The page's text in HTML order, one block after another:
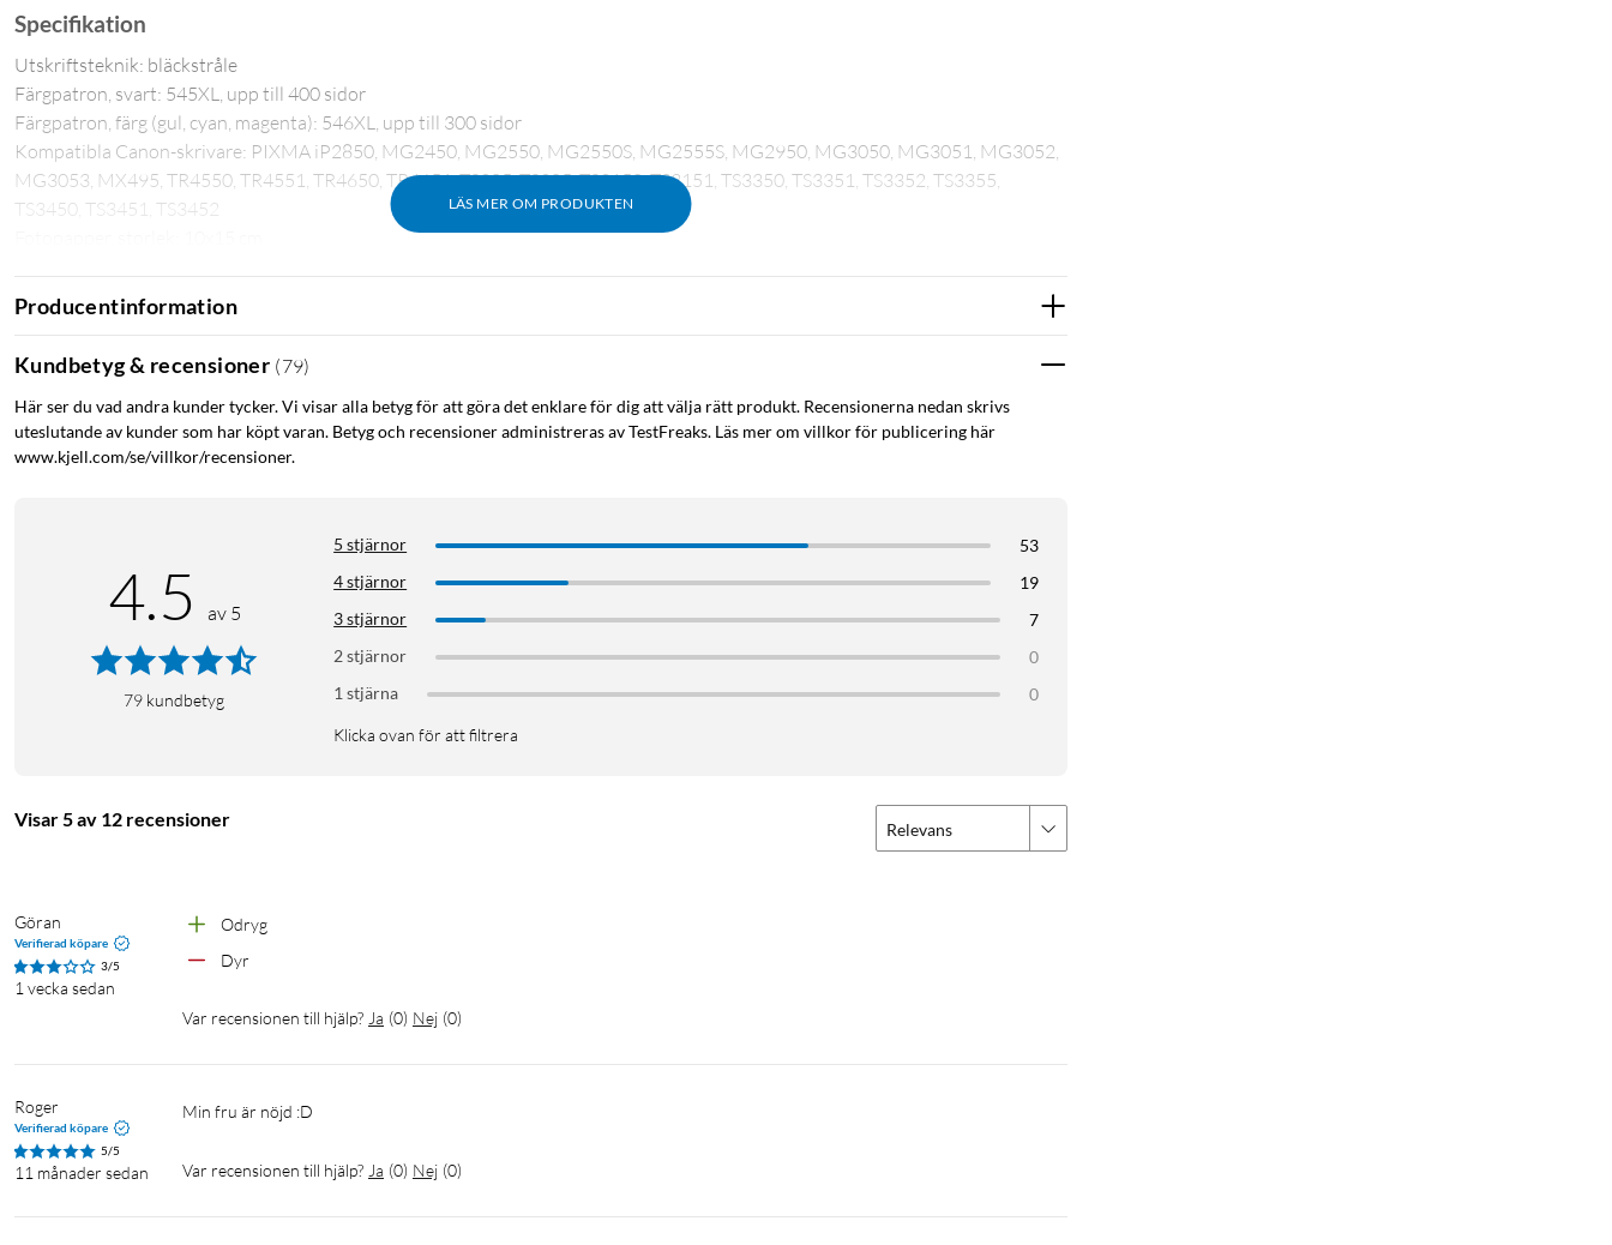
LÄS MER OM PRODUKTEN
Specifikation
Utskriftsteknik: bläckstråle
Färgpatron, svart: 545XL, upp till 400 sidor
Färgpatron, färg (gul, cyan, magenta): 546XL, upp till 300 sidor
Kompatibla Canon-skrivare: PIXMA iP2850, MG2450, MG2550, MG2550S, MG2555S, MG2950, MG3050, MG3051, MG3052,
MG3053, MX495, TR4550, TR4551, TR4650, TR4651, TS205, TS305, TS3150, TS3151, TS3350, TS3351, TS3352, TS3355,
TS3450, TS3451, TS3452
I förpackningen
1x bläckpatron (gul/cyan/magenta), 13 ml för upp till 300 sidor
50x fotopapper, 10x15 cm
Producentinformation
Kundbetyg & recensioner (79)
Här ser du vad andra kunder tycker. Vi visar alla betyg för att göra det enklare för dig att välja rätt produkt. Recensionerna nedan skrivs
uteslutande av kunder som har köpt varan. Betyg och recensioner administreras av TestFreaks. Läs mer om villkor för publicering här
www.kjell.com/se/villkor/recensioner.
4.5 av 5
79 kundbetyg
5 stjärnor
53
4 stjärnor
19
3 stjärnor
7
2 stjärnor
0
1 stjärna
0
Klicka ovan för att filtrera
Visar 5 av 12 recensioner Relevans
Göran
Verifierad köpare
3/5
1 vecka sedan
Odryg
Dyr
Var recensionen till hjälp? Ja (0) Nej (0)
Roger
Verifierad köpare
5/5
11 månader sedan
Min fru är nöjd :D
Var recensionen till hjälp? Ja (0) Nej (0)